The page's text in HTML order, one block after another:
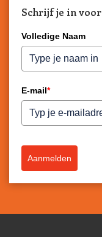
Schrijf je in
Volledige Naam
E-mail*
Aanmelden